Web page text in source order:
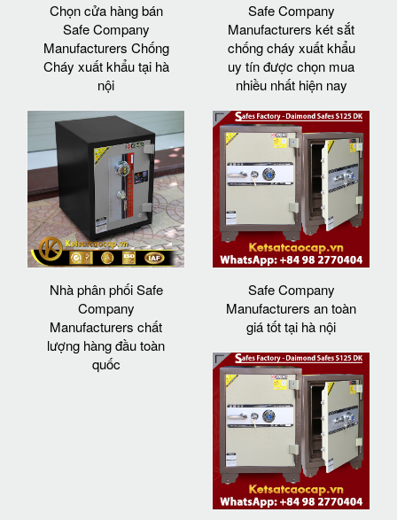
Chọn cửa hàng bán
Safe Company
Manufacturers Chống
Cháy xuất khẩu tại hà
nội
Safe Company
Manufacturers két sắt
chống cháy xuất khẩu
uy tín được chọn mua
nhiều nhất hiện nay
Nhà phân phối Safe
Company
Manufacturers chất
lượng hàng đầu toàn
quốc
Safe Company
Manufacturers an toàn
giá tốt tại hà nội